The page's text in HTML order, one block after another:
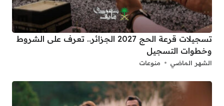
تسجيلات قرعة الحج 2027 الجزائر.. تعرف على الشروط
وخطوات التسجيل
الشهر الماضي منوعات